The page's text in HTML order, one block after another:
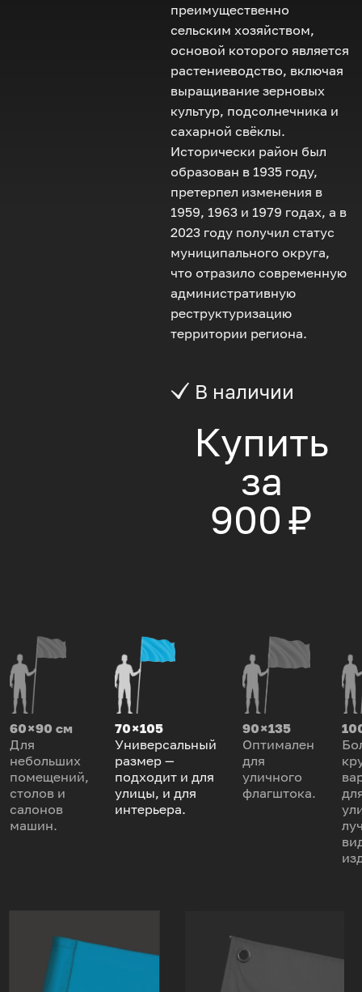
преимущественно
сельским хозяйством,
основой которого является
растениеводство, включая
выращивание зерновых
культур, подсолнечника и
сахарной свёклы.
Исторически район был
образован в 1935 году,
претерпел изменения в
1959, 1963 и 1979 годах, а в
2023 году получил статус
муниципального округа,
что отразило современную
административную
реструктуризацию
территории региона.
В наличии
Купить
за
900 ₽
60 × 90 см
Для
небольших
помещений,
столов и
салонов
машин.
70 × 105
Универсальный
размер —
подходит и для
улицы, и для
интерьера.
90 × 135
Оптимален
для
уличного
флагштока.